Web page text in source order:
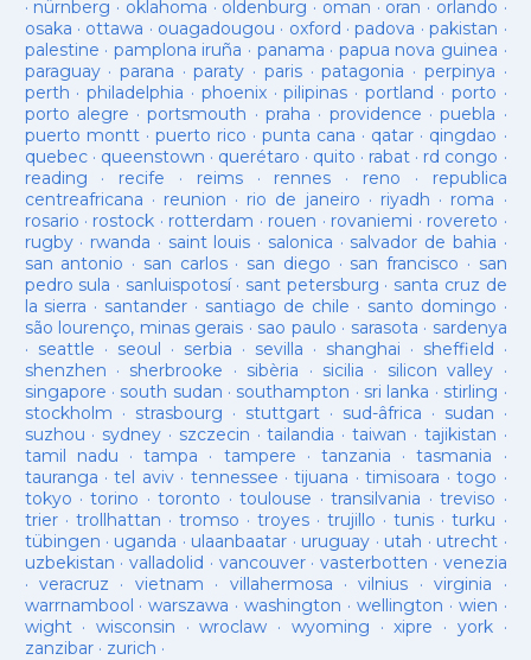
· nürnberg · oklahoma · oldenburg · oman · oran · orlando ·
osaka · ottawa · ouagadougou · oxford ·padova ·pakistan ·
palestine · pamplona iruña · panama · papua nova guinea ·
paraguay· parana ·paraty · paris·patagonia · perpinya ·
perth ·philadelphia · phoenix·pilipinas ·portland · porto ·
porto alegre ·portsmouth ·praha · providence ·puebla ·
puerto montt· puerto rico ·punta cana · qatar · qingdao ·
quebec· queenstown · querétaro · quito · rabat · rd congo ·
reading · recife · reims· rennes · reno · republica
centreafricana · reunion · rio de janeiro · riyadh · roma ·
rosario · rostock · rotterdam · rouen · rovaniemi · rovereto ·
rugby· rwanda · saint louis · salonica · salvador de bahia ·
san antonio · san carlos· san diego · san francisco · san
pedro sula · sanluispotosí· sant petersburg · santa cruz de
la sierra · santander · santiago de chile · santo domingo ·
são lourenço, minas gerais · sao paulo · sarasota · sardenya
· seattle · seoul · serbia · sevilla · shanghai · sheffield ·
shenzhen · sherbrooke · sibèria · sicilia · silicon valley ·
singapore · south sudan · southampton · sri lanka · stirling ·
stockholm · strasbourg · stuttgart· sud-âfrica · sudan ·
suzhou · sydney · szczecin ·tailandia ·taiwan · tajikistan ·
tamil nadu ·tampa · tampere · tanzania ·tasmania ·
tauranga ·tel aviv· tennessee ·tijuana ·timisoara ·togo ·
tokyo ·torino ·toronto ·toulouse ·transilvania ·treviso ·
trier· trollhattan · tromso · troyes·trujillo ·tunis ·turku ·
tübingen · uganda · ulaanbaatar · uruguay · utah · utrecht ·
uzbekistan · valladolid · vancouver· vasterbotten · venezia
· veracruz · vietnam · villahermosa ·vilnius ·virginia ·
warrnambool ·warszawa ·washington · wellington · wien ·
wight· wisconsin ·wroclaw · wyoming ·xipre · york·
zanzibar· zurich ·